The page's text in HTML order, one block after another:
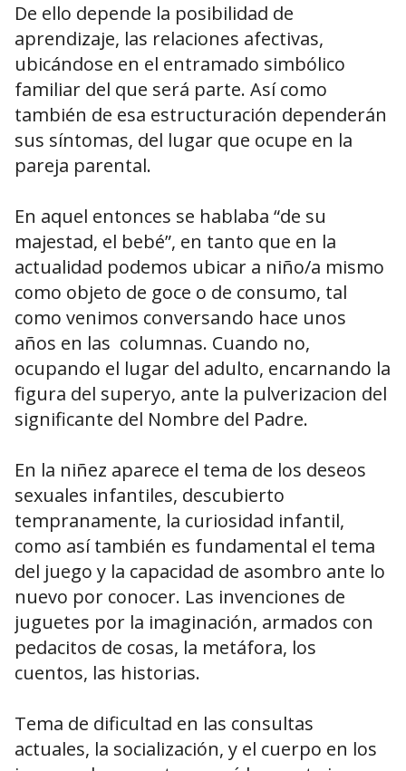
De ello depende la posibilidad de
aprendizaje, las relaciones afectivas,
ubicándose en el entramado simbólico
familiar del que será parte. Así como
también de esa estructuración dependerán
sus síntomas, del lugar que ocupe en la
pareja parental.
En aquel entonces se hablaba “de su
majestad, el bebé”, en tanto que en la
actualidad podemos ubicar a niño/a mismo
como objeto de goce o de consumo, tal
como venimos conversando hace unos
años en las columnas. Cuando no,
ocupando el lugar del adulto, encarnando la
figura del superyo, ante la pulverizacion del
significante del Nombre del Padre.
En la niñez aparece el tema de los deseos
sexuales infantiles, descubierto
tempranamente, la curiosidad infantil,
como así también es fundamental el tema
del juego y la capacidad de asombro ante lo
nuevo por conocer. Las invenciones de
juguetes por la imaginación, armados con
pedacitos de cosas, la metáfora, los
cuentos, las historias.
Tema de dificultad en las consultas
actuales, la socialización, y el cuerpo en los